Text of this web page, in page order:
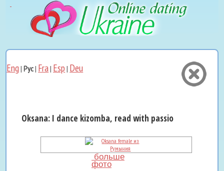
Eng |Рус| Fra| Esp | Deu
Oksana: I dance kizomba, read with passion, and cook ...
больше
фото